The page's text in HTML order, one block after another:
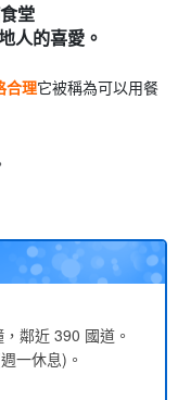
堂
人的喜愛。
合理它被稱為可以用餐
鄰近 390 國道。
一休息)。